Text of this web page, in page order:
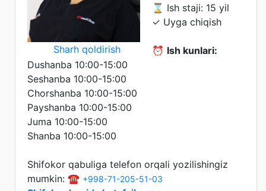
Sharh qoldirish
⌛ Ish staji: 15 yil
✓ Uyga chiqish
⏰ Ish kunlari:
Dushanba 10:00-15:00
Seshanba 10:00-15:00
Chorshanba 10:00-15:00
Payshanba 10:00-15:00
Juma 10:00-15:00
Shanba 10:00-15:00
Shifokor qabuliga telefon orqali yozilishingiz
mumkin: ☎️ +998-71-205-51-03